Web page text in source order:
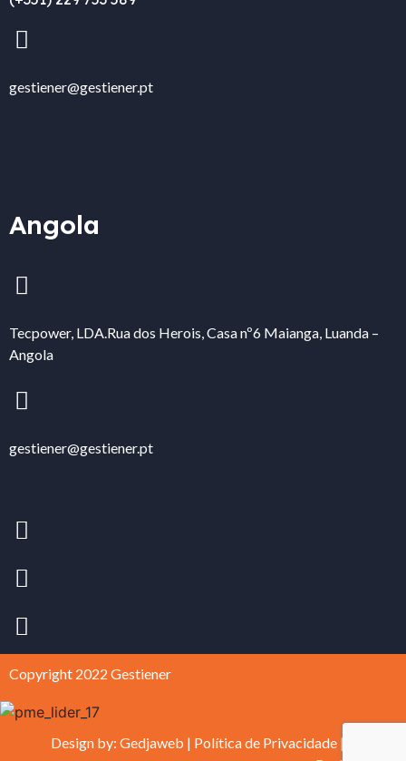
gestiener@gestiener.pt
Angola
Tecpower, LDA.Rua dos Herois, Casa nº6 Maianga, Luanda –
Angola
gestiener@gestiener.pt
Copyright 2022 Gestiener
Design by: Gedjaweb | Política de Privacidade |